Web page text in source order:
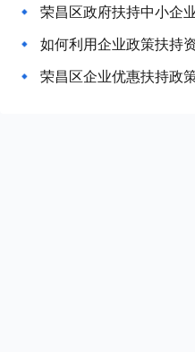
荣昌区政府扶持中小企
如何利用企业政策扶持
荣昌区企业优惠扶持政